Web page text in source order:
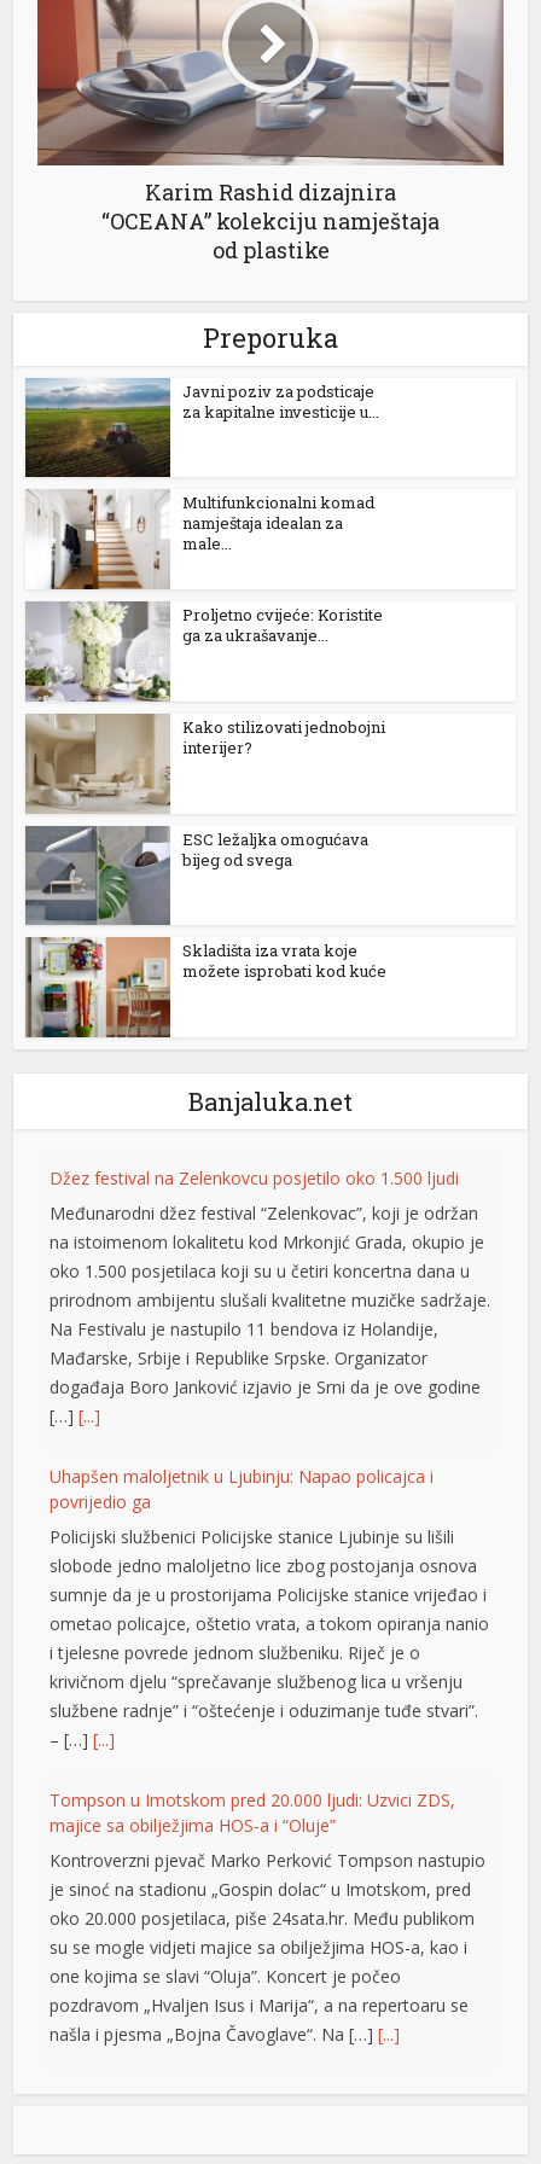
Karim Rashid dizajnira
“OCEANA” kolekciju namještaja
od plastike
Preporuka
Јavni poziv za podsticaje
za kapitalne investicije u...
Multifunkcionalni komad
namještaja idealan za
male...
Proljetno cvijeće: Koristite
ga za ukrašavanje...
Kako stilizovati jednobojni
interijer?
ESC ležaljka omogućava
bijeg od svega
Skladišta iza vrata koje
možete isprobati kod kuće
Banjaluka.net
Džez festival na Zelenkovcu posjetilo oko 1.500 ljudi
Međunarodni džez festival “Zelenkovac”, koji je održan
na istoimenom lokalitetu kod Mrkonjić Grada, okupio je
oko 1.500 posjetilaca koji su u četiri koncertna dana u
prirodnom ambijentu slušali kvalitetne muzičke sadržaje.
Na Festivalu je nastupilo 11 bendova iz Holandije,
Mađarske, Srbije i Republike Srpske. Organizator
događaja Boro Јanković izjavio je Srni da je ove godine
[…][...]
Uhapšen maloljetnik u Ljubinju: Napao policajca i
povrijedio ga
Policijski službenici Policijske stanice Ljubinje su lišili
slobode jedno maloljetno lice zbog postojanja osnova
sumnje da je u prostorijama Policijske stanice vrijeđao i
ometao policajce, oštetio vrata, a tokom opiranja nanio
i tjelesne povrede jednom službeniku. Riječ je o
krivičnom djelu “sprečavanje službenog lica u vršenju
službene radnje” i “oštećenje i oduzimanje tuđe stvari”.
– […][...]
Tompson u Imotskom pred 20.000 ljudi: Uzvici ZDS,
majice sa obilježjima HOS-a i “Oluje”
Kontroverzni pjevač Marko Perković Tompson nastupio
je sinoć na stadionu „Gospin dolac“ u Imotskom, pred
oko 20.000 posjetilaca, piše 24sata.hr. Među publikom
su se mogle vidjeti majice sa obilježjima HOS-a, kao i
one kojima se slavi “Oluja”. Koncert je počeo
pozdravom „Hvaljen Isus i Marija“, a na repertoaru se
našla i pjesma „Bojna Čavoglave“. Na […][...]
Gužve na granicama BiH: Duge kolone na više prelaza,
Saobraćaj se na većini puteva u Republici Srpskoj i